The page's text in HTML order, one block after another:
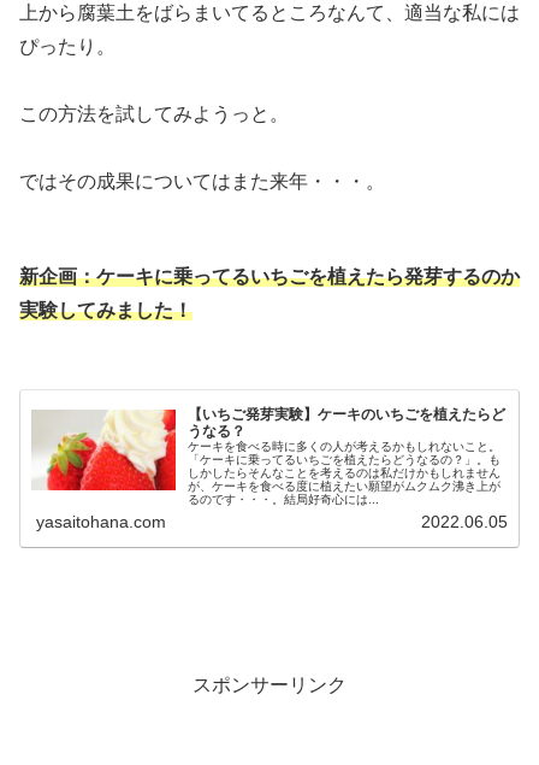
上から腐葉土をばらまいてるところなんて、適当な私には
ぴったり。
この方法を試してみようっと。
ではその成果についてはまた来年・・・。
新企画：ケーキに乗ってるいちごを植えたら発芽するのか
実験してみました！
【いちご発芽実験】ケーキのいちごを植えたらど
うなる？
ケーキを食べる時に多くの人が考えるかもしれないこと。
「ケーキに乗ってるいちごを植えたらどうなるの？」。も
しかしたらそんなことを考えるのは私だけかもしれません
が、ケーキを食べる度に植えたい願望がムクムク沸き上が
るのです・・・。結局好奇心には...
yasaitohana.com 2022.06.05
スポンサーリンク